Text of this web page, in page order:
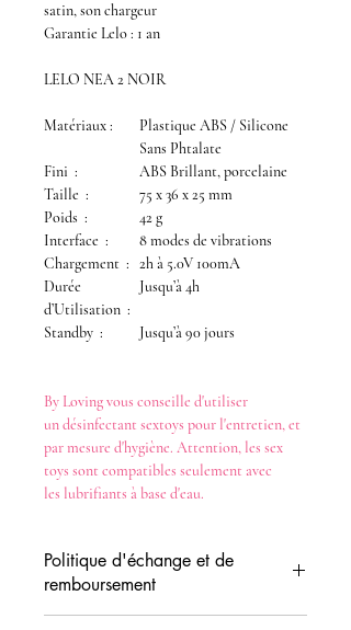
satin, son chargeur
Garantie Lelo : 1 an
LELO NEA 2 NOIR
Matériaux :
Plastique ABS / Silicone
Sans Phtalate
Fini :
ABS Brillant, porcelaine
Taille :
75 x 36 x 25 mm
Poids :
42 g
Interface :
8 modes de vibrations
Chargement : 2h à 5.0V 100mA
Durée
d’Utilisation :
Jusqu’à 4h
Standby : Jusqu’à 90 jours
By Lovingvous conseille d'utiliser
undésinfectant sextoys pour l'entretien, et
par mesure d'hygiène. Attention, les sex
toys sont compatibles seulement avec
les lubrifiants à base d'eau.
Politique d'échange et de
remboursement